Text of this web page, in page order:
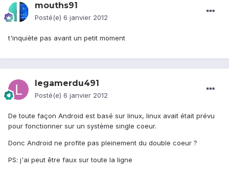
mouths91
Posté(e) 6 janvier 2012
t'inquiète pas avant un petit moment
legamerdu491
Posté(e) 6 janvier 2012
De toute façon Android est basé sur linux, linux avait était prévu
pour fonctionner sur un système single coeur.
Donc Android ne profite pas pleinement du double coeur ?
PS: j'ai peut être faux sur toute la ligne